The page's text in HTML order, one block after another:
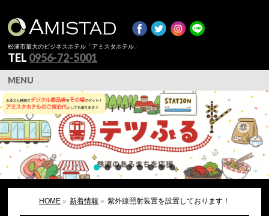
松浦市最大のビジネスホテル「アミスタホテル」
TEL 0956-72-5001
MENU
HOME» 新着情報 » 紫外線照射装置を設置しております！